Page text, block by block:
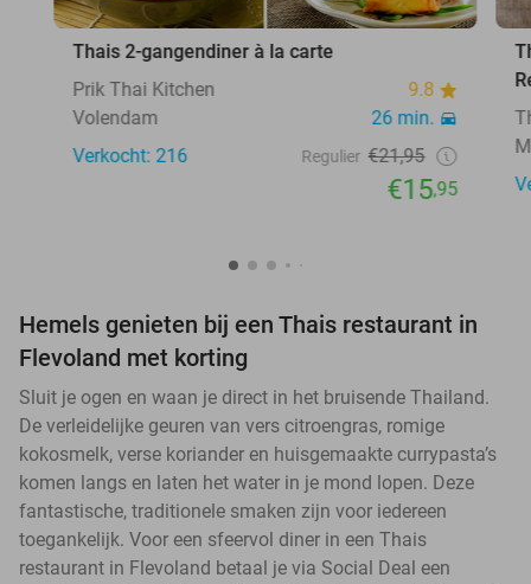
Thais 2-gangendiner à la carte
Prik Thai Kitchen
9.8
Volendam
26 min.
Verkocht: 216
Regulier €21,95
€15,95
Hemels genieten bij een Thais restaurant in
Flevoland met korting
Sluit je ogen en waan je direct in het bruisende Thailand.
De verleidelijke geuren van vers citroengras, romige
kokosmelk, verse koriander en huisgemaakte currypasta’s
komen langs en laten het water in je mond lopen. Deze
fantastische, traditionele smaken zijn voor iedereen
toegankelijk. Voor een sfeervol diner in een Thais
restaurant in Flevoland betaal je via Social Deal een